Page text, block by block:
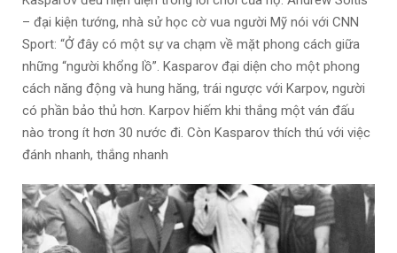
– đại kiện tướng, nhà sử học cờ vua người Mỹ nói với CNN
Sport: “Ở đây có một sự va chạm về mặt phong cách giữa
những “người khổng lồ”. Kasparov đại diện cho một phong
cách năng động và hung hăng, trái ngược với Karpov, người
có phần bảo thủ hơn. Karpov hiếm khi thắng một ván đấu
nào trong ít hơn 30 nước đi. Còn Kasparov thích thú với việc
đánh nhanh, thắng nhanh